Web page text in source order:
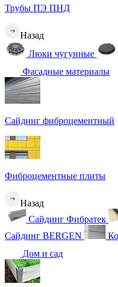
Трубы ПЭ ПНД
Назад
Люки чугунные
Фасадные материалы
Сайдинг фиброцементный
Фиброцементные плиты
Назад
Сайдинг Фибратек
Сайдинг BERGEN
Дом и сад